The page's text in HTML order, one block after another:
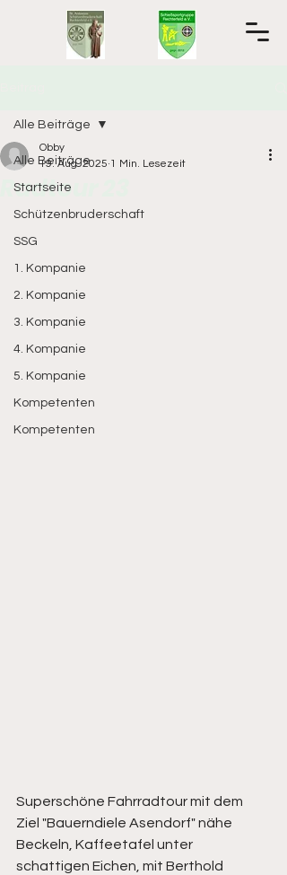
Alle Beiträge
Startseite
Schützenbruderschaft
SSG
1. Kompanie
2. Kompanie
3. Kompanie
4. Kompanie
5. Kompanie
Kompetenten
Kompetenten
Alle Beiträge
Radtour 23
Obby
19. Aug. 2025 1 Min. Lesezeit
Superschöne Fahrradtour mit dem
Ziel "Bauerndiele Asendorf" nähe
Beckeln, Kaffeetafel unter
schattigen Eichen, mit Berthold